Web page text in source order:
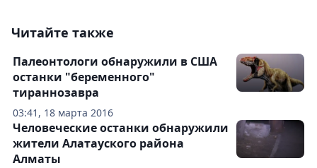
Читайте также
03:41, 18 марта 2016
Палеонтологи обнаружили в США
останки "беременного"
тираннозавра
Человеческие останки обнаружили
жители Алатауского района
Алматы